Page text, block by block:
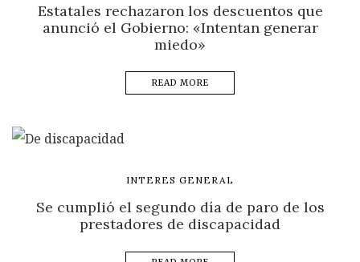
Estatales rechazaron los descuentos que
anunció el Gobierno: «Intentan generar
miedo»
READ MORE
INTERES GENERAL
Se cumplió el segundo día de paro de los
prestadores de discapacidad